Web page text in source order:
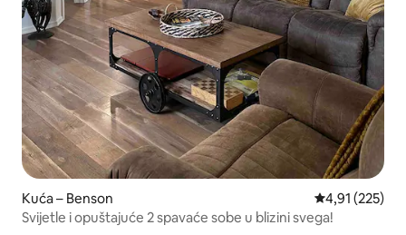
Kuća – Benson Prosječna
4,91 (225)
Svijetle i opuštajuće 2 spavaće sobe u blizini svega!